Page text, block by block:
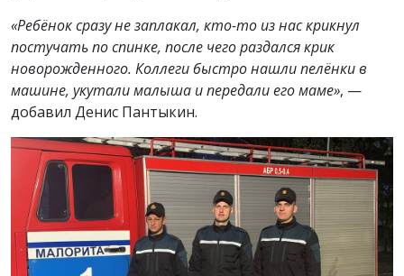
«Ребёнок сразу не заплакал, кто-то из нас крикнул
постучать по спинке, после чего раздался крик
новорожденного. Коллеги быстро нашли пелёнки в
машине, укутали малыша и передали его маме», —
добавил Денис Пантыкин.